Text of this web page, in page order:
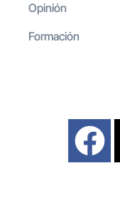
Opinión
Formación